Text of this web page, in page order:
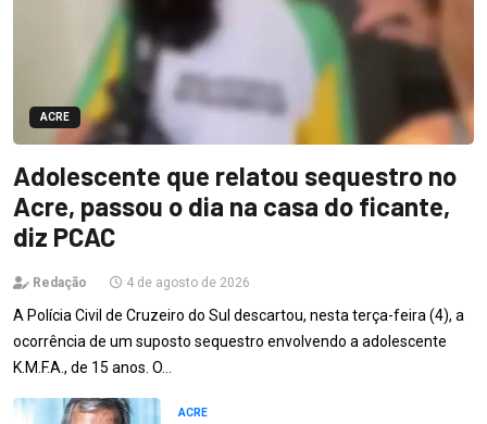
ACRE
Adolescente que relatou sequestro no
Acre, passou o dia na casa do ficante,
diz PCAC
Redação 4 de agosto de 2026
A Polícia Civil de Cruzeiro do Sul descartou, nesta terça-feira (4), a
ocorrência de um suposto sequestro envolvendo a adolescente
K.M.F.A., de 15 anos. O…
ACRE